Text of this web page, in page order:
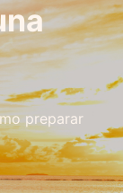
preparar